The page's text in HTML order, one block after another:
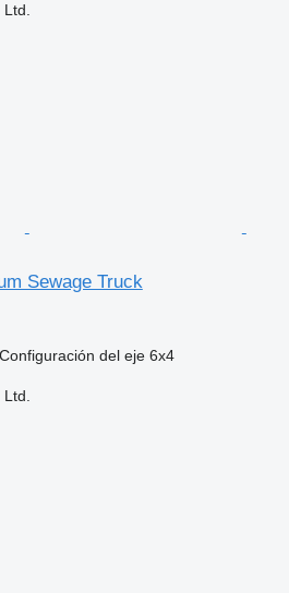
Sewage Truck
Configuración del eje 6x4